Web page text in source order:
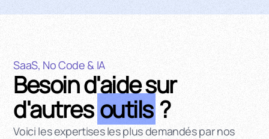
SaaS, No Code & IA
Besoin d'aide sur
d'autresoutils ?
Voici les expertises les plus demandés par nos